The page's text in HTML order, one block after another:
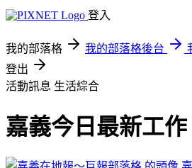
登入
我的部落格 我的部落格後台
登出
活動訊息 生活綜合
嘉義今日最新工作